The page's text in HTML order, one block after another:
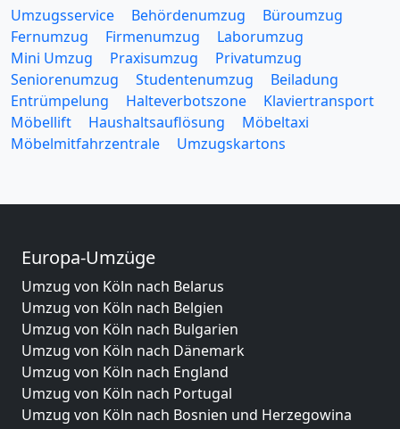
Umzugsservice Behördenumzug
Büroumzug
Fernumzug
Firmenumzug
Laborumzug
Mini Umzug
Praxisumzug
Privatumzug
Seniorenumzug
Studentenumzug
Beiladung
Entrümpelung
Halteverbotszone
Klaviertransport
Möbellift
Haushaltsauflösung
Möbeltaxi
Möbelmitfahrzentrale
Umzugskartons
Europa-Umzüge
Umzug von Köln nach Belarus
Umzug von Köln nach Belgien
Umzug von Köln nach Bulgarien
Umzug von Köln nach Dänemark
Umzug von Köln nach England
Umzug von Köln nach Portugal
Umzug von Köln nach Bosnien und Herzegowina